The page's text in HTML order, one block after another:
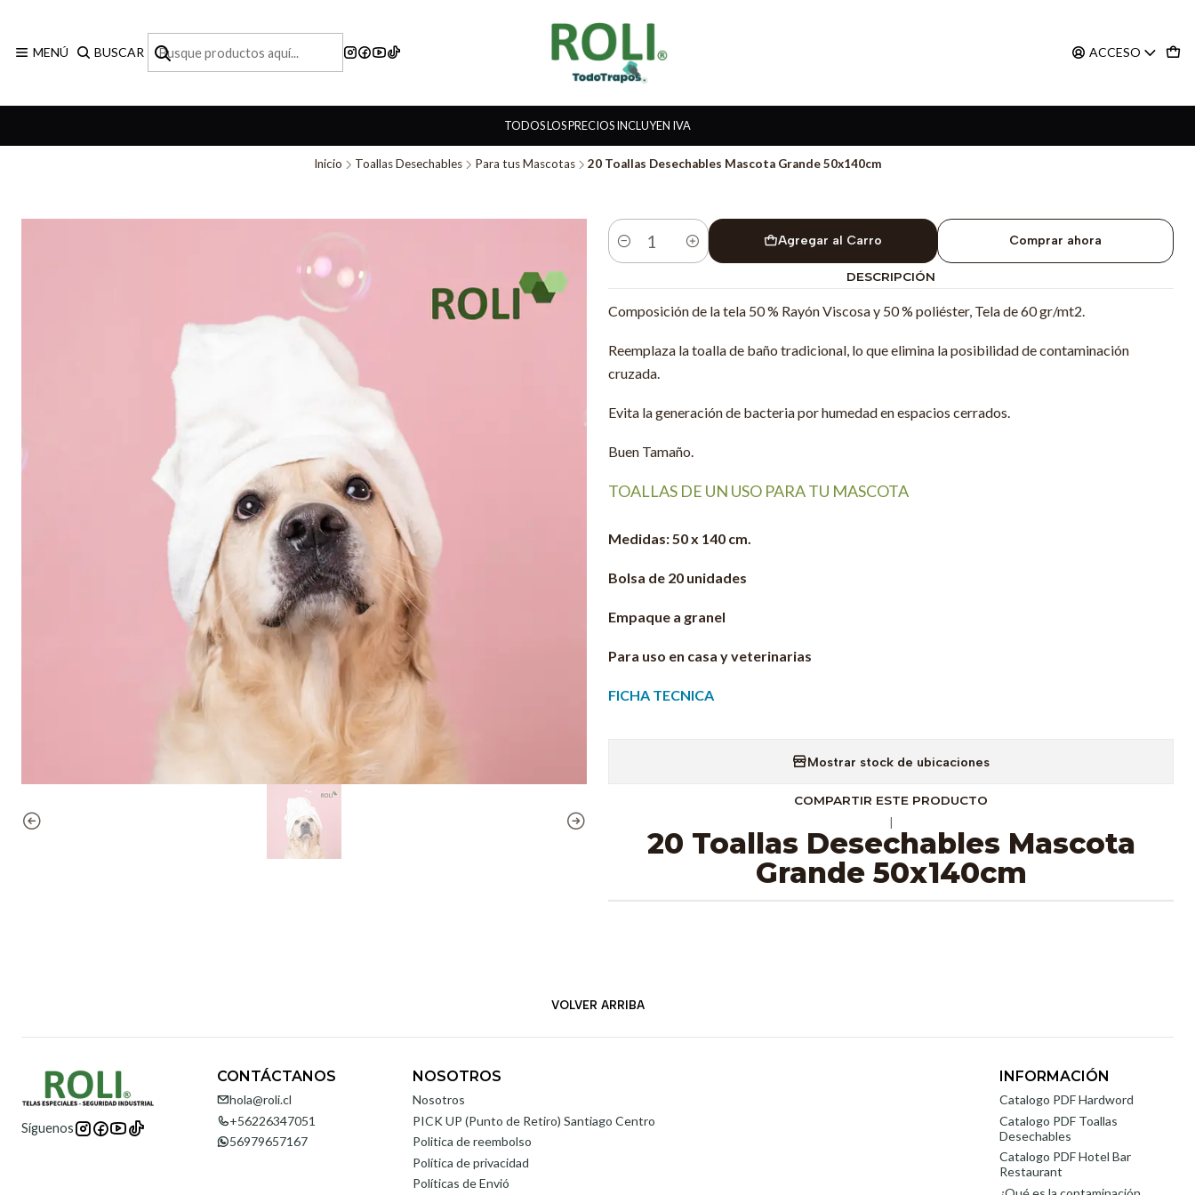
MENÚ BUSCAR ACCESO
TODOS LOS PRECIOS INCLUYEN IVA
Inicio Toallas Desechables Para tus Mascotas 20 Toallas Desechables Mascota Grande 50x140cm
Cantidad
Agregar al Carro Comprar ahora
DESCRIPCIÓN
Composición de la tela 50 % Rayón Viscosa y 50 % poliéster, Tela de 60 gr/mt2.
Reemplaza la toalla de baño tradicional, lo que elimina la posibilidad de contaminación
cruzada.
Evita la generación de bacteria por humedad en espacios cerrados.
Buen Tamaño.
TOALLAS DE UN USO PARA TU MASCOTA
Medidas: 50 x 140 cm.
Bolsa de 20 unidades
Empaque a granel
Para uso en casa y veterinarias
FICHA TECNICA
Mostrar stock de ubicaciones
COMPARTIR ESTE PRODUCTO
20 Toallas Desechables Mascota
Grande 50x140cm
VOLVER ARRIBA
Síguenos
CONTÁCTANOS
hola@roli.cl
+56226347051
56979657167
NOSOTROS
Nosotros
PICK UP (Punto de Retiro) Santiago Centro
Politica de reembolso
Política de privacidad
Políticas de Envió
INFORMACIÓN
Catalogo PDF Hardword
Catalogo PDF Toallas
Desechables
Catalogo PDF Hotel Bar
Restaurant